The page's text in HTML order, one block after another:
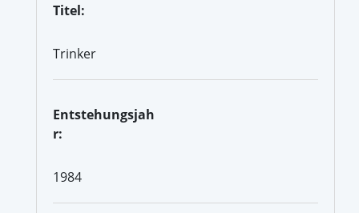
Titel:
Trinker
Entstehungsjah
r:
1984